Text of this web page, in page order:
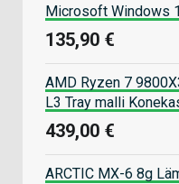
Microsoft Windows
135,90 €
AMD Ryzen 7
L3 Tray malli
439,00 €
ARCTIC MX-6 8g